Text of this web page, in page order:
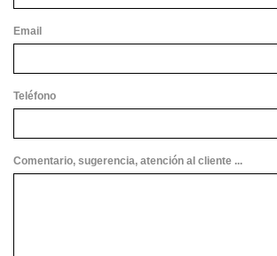
Email
Teléfono
Comentario, sugerencia, atención al cliente ...